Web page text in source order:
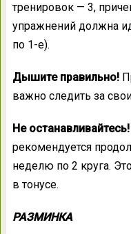
тренировок — 3,
упражнений должна
по 1-е).
Дышите правильно!
важно следить за
Не останавливайтесь!
рекомендуется
неделю по 2 круга.
в тонусе.
РАЗМИНКА